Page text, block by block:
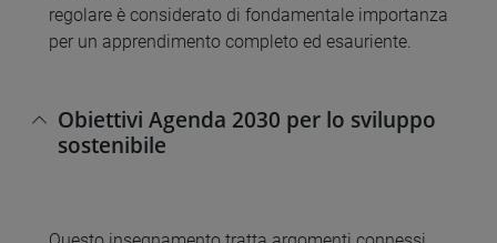
regolare è considerato di fondamentale importanza
per un apprendimento completo ed esauriente.
Obiettivi Agenda 2030 per lo sviluppo
sostenibile